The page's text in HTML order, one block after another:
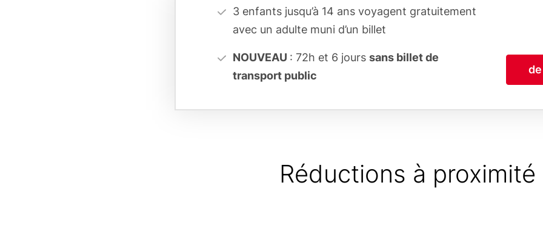
3 enfants jusqu’à 14 ans voyagent gratuitement
avec un adulte muni d’un billet
NOUVEAU : 72h et 6 jours sans billet de
transport public
Réductions à proximité